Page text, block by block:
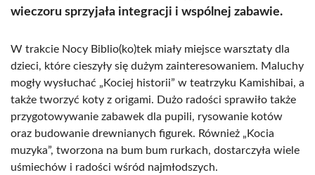
wieczoru sprzyjała integracji i wspólnej zabawie.
W trakcie Nocy Biblio(ko)tek miały miejsce warsztaty dla
dzieci, które cieszyły się dużym zainteresowaniem. Maluchy
mogły wysłuchać „Kociej historii” w teatrzyku Kamishibai, a
także tworzyć koty z origami. Dużo radości sprawiło także
przygotowywanie zabawek dla pupili, rysowanie kotów
oraz budowanie drewnianych figurek. Również „Kocia
muzyka”, tworzona na bum bum rurkach, dostarczyła wiele
uśmiechów i radości wśród najmłodszych.